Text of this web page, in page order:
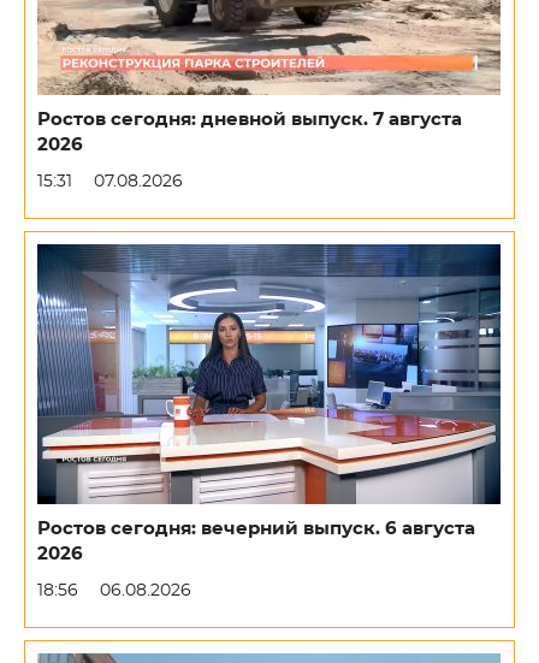
Ростов сегодня: дневной выпуск. 7 августа
2026
15:31 07.08.2026
Ростов сегодня: вечерний выпуск. 6 августа
2026
18:56 06.08.2026